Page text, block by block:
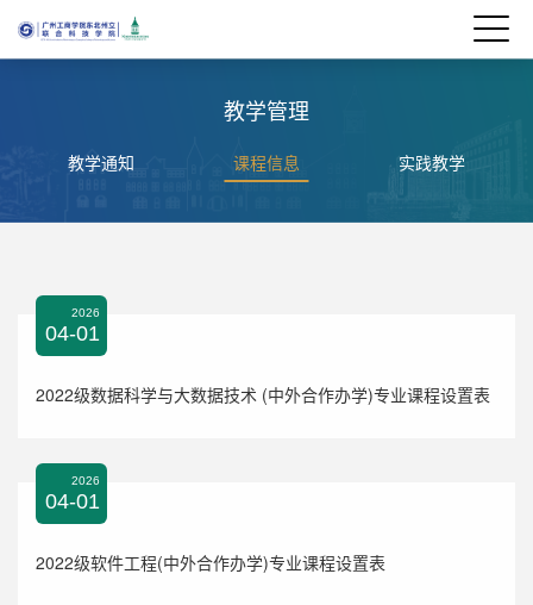
教学管理
教学通知 课程信息 实践教学
2026
04-01
2022级数据科学与大数据技术 (中外合作办学)专业课程设置表
2026
04-01
2022级软件工程(中外合作办学)专业课程设置表